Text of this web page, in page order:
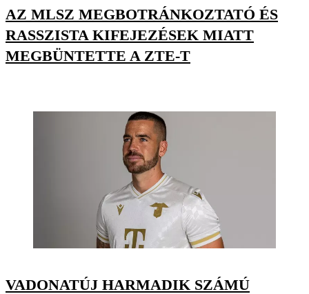
AZ MLSZ MEGBOTRÁNKOZTATÓ ÉS
RASSZISTA KIFEJEZÉSEK MIATT
MEGBÜNTETTE A ZTE-T
VADONATÚJ HARMADIK SZÁMÚ